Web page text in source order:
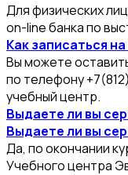
Для физических
on-line банка по
Как записаться на
Вы можете
по телефону
учебный центр.
Выдаете ли вы
Выдаете ли вы
Да, по окончании
Учебного центра